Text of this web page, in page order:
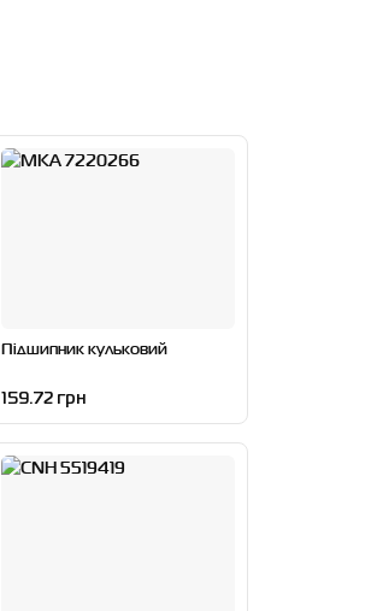
Підшипник кульковий
159.72 грн